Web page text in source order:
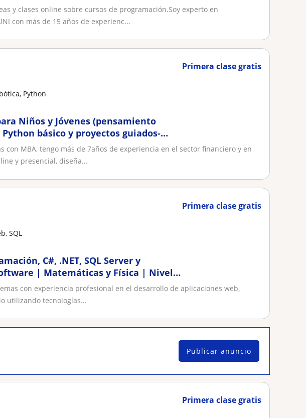
y clases online sobre cursos de programación.Soy experto en
con más de 15 años de experienc...
Primera clase gratis
Python
Niños y Jóvenes (pensamiento
básico y proyectos guiados-
con MBA, tengo más de 7años de experiencia en el sector financiero y en
y presencial, diseña...
Primera clase gratis
SQL
C#, .NET, SQL Server y
| Matemáticas y Física | Nivel
con experiencia profesional en el desarrollo de aplicaciones web,
utilizando tecnologías...
Publicar anuncio
Primera clase gratis